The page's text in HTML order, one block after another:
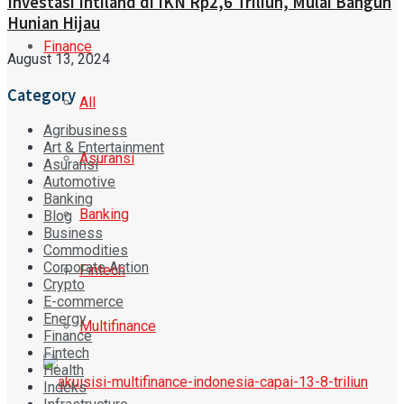
Finance
All
Asuransi
Banking
Fintech
Multifinance
Hunian Hijau
August 13, 2024
Category
Agribusiness
Art & Entertainment
Asuransi
Automotive
Banking
Blog
Business
Commodities
Corporate Action
Crypto
E-commerce
Energy
Finance
Fintech
Health
Indeks